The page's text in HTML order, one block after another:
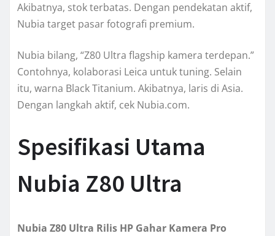
Akibatnya, stok terbatas. Dengan pendekatan aktif,
Nubia target pasar fotografi premium.
Nubia bilang, “Z80 Ultra flagship kamera terdepan.”
Contohnya, kolaborasi Leica untuk tuning. Selain
itu, warna Black Titanium. Akibatnya, laris di Asia.
Dengan langkah aktif, cek Nubia.com.
Spesifikasi Utama
Nubia Z80 Ultra
Nubia Z80 Ultra Rilis HP Gahar Kamera Pro